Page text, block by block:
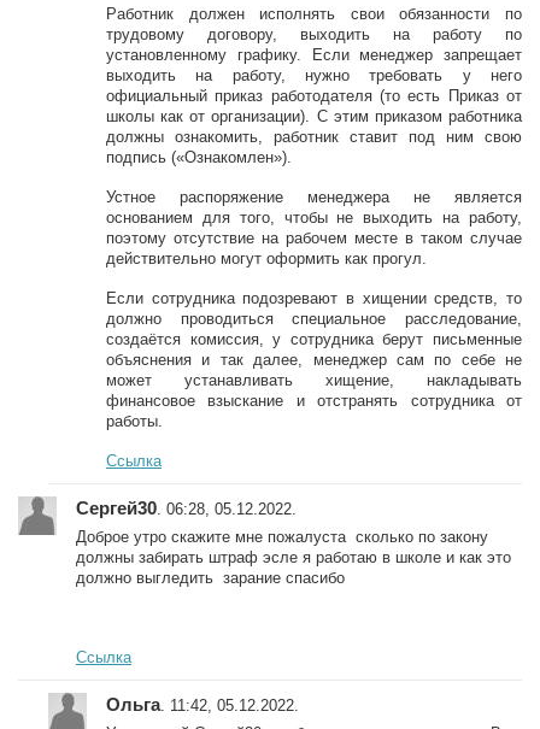
Работник должен исполнять свои обязанности по
трудовому договору, выходить на работу по
установленному графику. Если менеджер запрещает
выходить на работу, нужно требовать у него
официальный приказ работодателя (то есть Приказ от
школы как от организации). С этим приказом работника
должны ознакомить, работник ставит под ним свою
подпись («Ознакомлен»).
Устное распоряжение менеджера не является
основанием для того, чтобы не выходить на работу,
поэтому отсутствие на рабочем месте в таком случае
действительно могут оформить как прогул.
Если сотрудника подозревают в хищении средств, то
должно проводиться специальное расследование,
создаётся комиссия, у сотрудника берут письменные
объяснения и так далее, менеджер сам по себе не
может устанавливать хищение, накладывать
финансовое взыскание и отстранять сотрудника от
работы.
Ссылка
Сергей30 . 06:28, 05.12.2022.
Доброе утро скажите мне пожалуста сколько по закону
должны забирать штраф эсле я работаю в школе и как это
должно выгледить зарание спасибо
Ссылка
Ольга. 11:42, 05.12.2022.